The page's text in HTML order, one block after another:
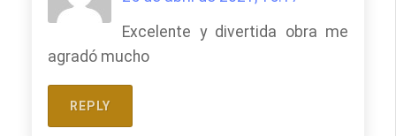
Excelente y divertida obra me
agradó mucho
REPLY